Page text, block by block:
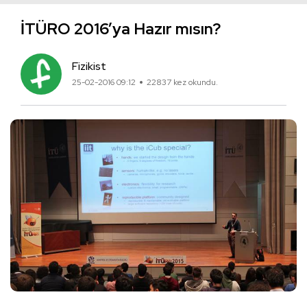
İTÜRO 2016’ya Hazır mısın?
Fizikist
25-02-2016 09:12 22837 kez okundu.